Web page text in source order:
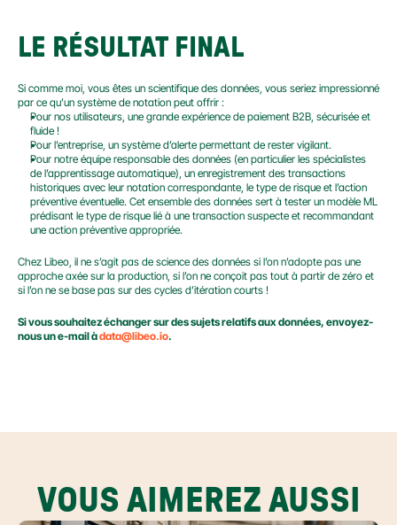
LE RÉSULTAT FINAL
Si comme moi, vous êtes un scientifique des données, vous seriez impressionné
par ce qu’un système de notation peut offrir :
Pour nos utilisateurs, une grande expérience de paiement B2B, sécurisée et
fluide !
Pour l’entreprise, un système d’alerte permettant de rester vigilant.
Pour notre équipe responsable des données (en particulier les spécialistes
de l’apprentissage automatique), un enregistrement des transactions
historiques avec leur notation correspondante, le type de risque et l’action
préventive éventuelle. Cet ensemble des données sert à tester un modèle ML
prédisant le type de risque lié à une transaction suspecte et recommandant
une action préventive appropriée.
Chez Libeo, il ne s’agit pas de science des données si l’on n’adopte pas une
approche axée sur la production, si l’on ne conçoit pas tout à partir de zéro et
si l’on ne se base pas sur des cycles d’itération courts !
Si vous souhaitez échanger sur des sujets relatifs aux données, envoyez-
nous un e-mail à data@libeo.io.
VOUS AIMEREZ AUSSI